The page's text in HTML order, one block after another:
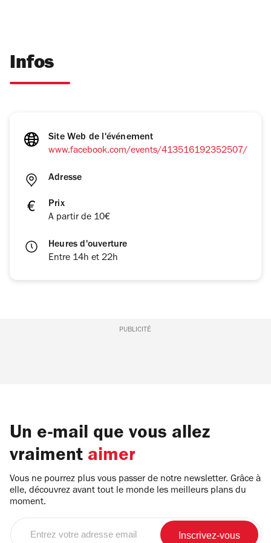
Infos
Site Web de l'événement
www.facebook.com/events/413516192352507/
Adresse
Prix
A partir de 10€
Heures d'ouverture
Entre 14h et 22h
PUBLICITÉ
Un e-mail que vous allez
vraiment aimer
Vous ne pourrez plus vous passer de notre newsletter. Grâce à
elle, découvrez avant tout le monde les meilleurs plans du
moment.